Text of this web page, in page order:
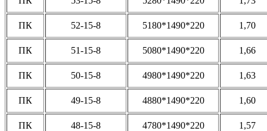
ПК 52-15-8 5180*1490*220 1,70
ПК 51-15-8 5080*1490*220 1,66
ПК 50-15-8 4980*1490*220 1,63
ПК 49-15-8 4880*1490*220 1,60
ПК 48-15-8 4780*1490*220 1,57